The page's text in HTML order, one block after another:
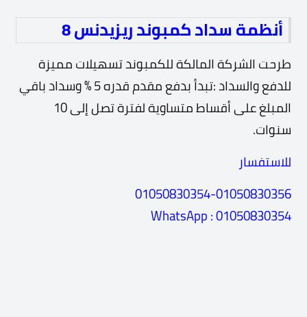
أنظمة سداد كمبوند ريزيدنس 8
طرحت الشركة المالكة للكمبوند تسهيلات مميزة
للدفع والسداد :
تبدأ بدفع مقدم قدره 5 % وسداد باقي
المبلغ على أقساط متساوية لفترة تصل إلى 10
سنوات.
للاستفسار
01050830354-01050830356
WhatsApp : 01050830354